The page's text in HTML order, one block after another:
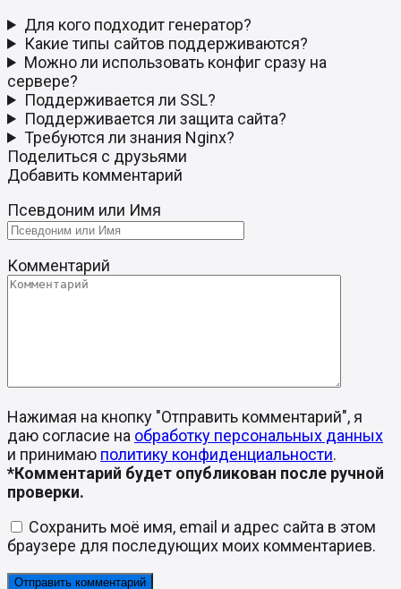
Для кого подходит генератор?
Какие типы сайтов поддерживаются?
Можно ли использовать конфиг сразу на
сервере?
Поддерживается ли SSL?
Поддерживается ли защита сайта?
Требуются ли знания Nginx?
Поделиться с друзьями
Добавить комментарий
Псевдоним или Имя
Комментарий
Нажимая на кнопку "Отправить комментарий", я
даю согласие на обработку персональных данных
и принимаю политику конфиденциальности.
*Комментарий будет опубликован после ручной
проверки.
Сохранить моё имя, email и адрес сайта в этом
браузере для последующих моих комментариев.